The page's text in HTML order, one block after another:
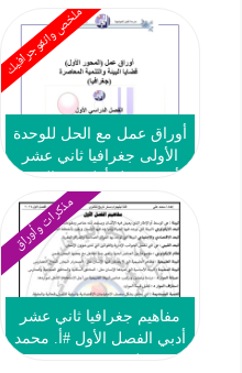
ملخص وانفوجرافيك
أوراق عمل مع الحل للوحدة
الأولى جغرافيا ثاني عشر
2023-2024
مذكرات وأوراق
مفاهيم جغرافيا ثاني عشر
أدبي الفصل الأول #أ. محمد